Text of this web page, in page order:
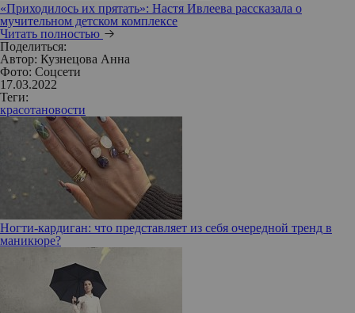
«Приходилось их прятать»: Настя Ивлеева рассказала о
мучительном детском комплексе
Читать полностью
Поделиться:
Автор: Кузнецова Анна
Фото: Соцсети
17.03.2022
Теги:
красотановости
Ногти-кардиган: что представляет из себя очередной тренд в
маникюре?